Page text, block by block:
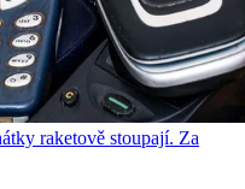
raketově stoupají. Za